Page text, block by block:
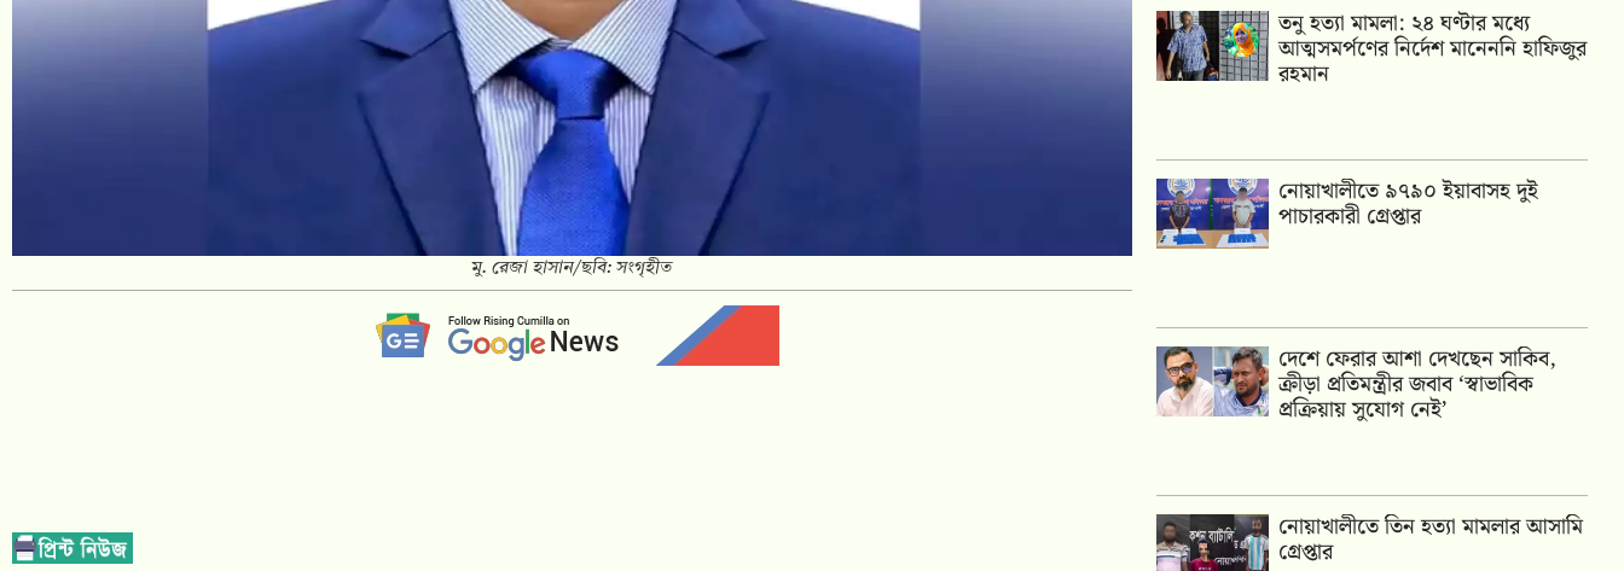
মু. রেজা হাসান/ছবি: সংগৃহীত
তনু হত্যা মামলা: ২৪ ঘণ্টার মধ্যে
আত্মসমর্পণের নির্দেশ মানেননি হাফিজুর
রহমান
নোয়াখালীতে ৯৭৯০ ইয়াবাসহ দুই
পাচারকারী গ্রেপ্তার
দেশে ফেরার আশা দেখছেন সাকিব,
ক্রীড়া প্রতিমন্ত্রীর জবাব ‘স্বাভাবিক
প্রক্রিয়ায় সুযোগ নেই’
নোয়াখালীতে তিন হত্যা মামলার আসামি
গ্রেপ্তার